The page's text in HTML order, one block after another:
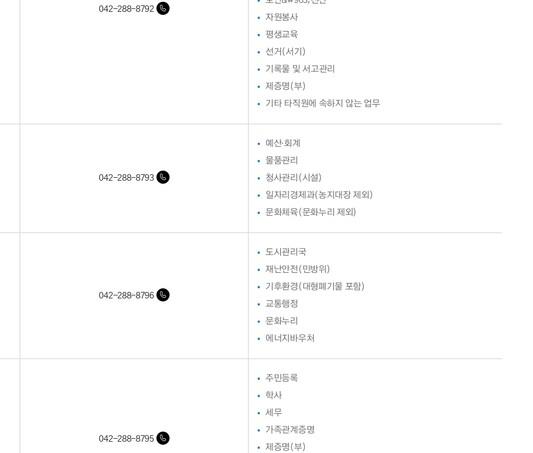
042-288-8792
자원봉사
평생교육
선거(서기)
기록물 및 서고관리
제증명(부)
기타 타직원에 속하지 않는 업무
042-288-8793
예산·회계
물품관리
청사관리(시설)
일자리경제과(농지대장 제외)
문화체육(문화누리 제외)
042-288-8796
도시관리국
재난안전(민방위)
기후환경(대형폐기물 포함)
교통행정
문화누리
에너지바우처
042-288-8795
주민등록
학사
세무
가족관계증명
제증명(부)